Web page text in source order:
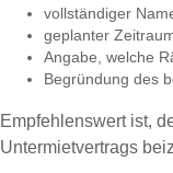
vollständiger
geplanter
Angabe, welche
Begründung des
Empfehlenswert ist,
Untermietvertrags